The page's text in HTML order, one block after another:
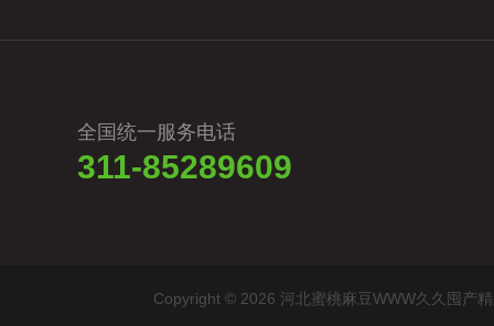
全国统一服务电话
311-85289609
Copyright © 2026 河北蜜桃麻豆WWW久久囤产